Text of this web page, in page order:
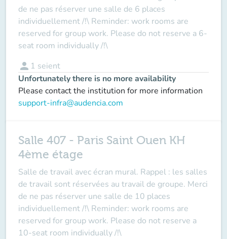
de ne pas réserver une salle de 6 places
individuellement /!\ Reminder: work rooms are
reserved for group work. Please do not reserve a 6-
seat room individually /!\
person 1 seient
Unfortunately there is no more availability
Please contact the institution for more information
support-infra@audencia.com
Salle 407 - Paris Saint Ouen KH
4ème étage
Salle de travail avec écran mural. Rappel : les salles
de travail sont réservées au travail de groupe. Merci
de ne pas réserver une salle de 10 places
individuellement /!\ Reminder: work rooms are
reserved for group work. Please do not reserve a
10-seat room individually /!\